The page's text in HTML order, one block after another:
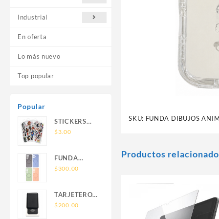
Industrial
En oferta
Lo más nuevo
Top popular
Popular
STICKERS
UNIVERSALES
$3.00
FUNDA
NOVA SAM
SIN SOPORTE
MAGNETICO
$300.00
TARJETERO
SIN SOPORTE
$200.00
SKU: FUNDA DIBUJOS
Productos